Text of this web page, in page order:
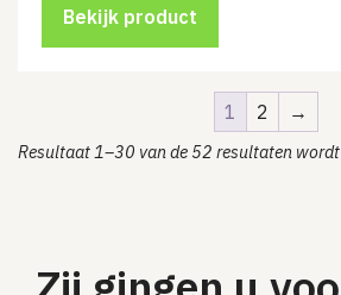
Bekijk product
1 2 →
Resultaat 1–30 van de 52 resultaten